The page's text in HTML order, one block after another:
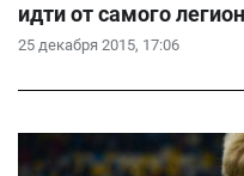
25 декабря 2015, 17:06
идти от самого